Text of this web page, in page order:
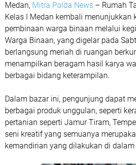
Medan, Mitra Polda News – Rumah
Kelas I Medan kembali menunjukkan
pembinaan warga binaan melalui
Warga Binaan, yang digelar pada
berlangsung meriah di ruangan
menampilkan beragam hasil karya
berbagai bidang keterampilan.
Dalam bazar ini, pengunjung dapat
berbagai produk unggulan, seperti
pertanian seperti Jamur Tiram,
seni kreatif yang semuanya
kemandirian yang dilakukan di dalam